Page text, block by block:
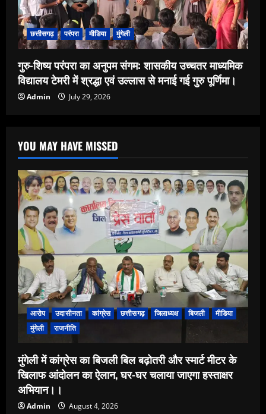
छत्तीसगढ़ परंपरा मीडिया मुंगेली
गुरु-शिष्य परंपरा का अनुपम संगम: शासकीय उच्चतर माध्यमिक
विद्यालय टेमरी में श्रद्धा एवं उल्लास से मनाई गई गुरु पूर्णिमा।
Admin July 29, 2026
YOU MAY HAVE MISSED
आरोप उदासीनता कांग्रेस छत्तीसगढ़ जिलाध्यक्ष बिजली
मीडिया
मुंगेली
राजनीति
मुंगेली में कांग्रेस का बिजली बिल बढ़ोतरी और स्मार्ट मीटर के
खिलाफ आंदोलन का ऐलान, घर-घर चलाया जाएगा हस्ताक्षर
अभियान।।
Admin August 4, 2026